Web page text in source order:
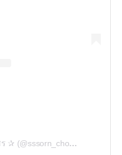
A post shared by ✰ Sorn | สร ✰ (@sssorn_chonnasorn)